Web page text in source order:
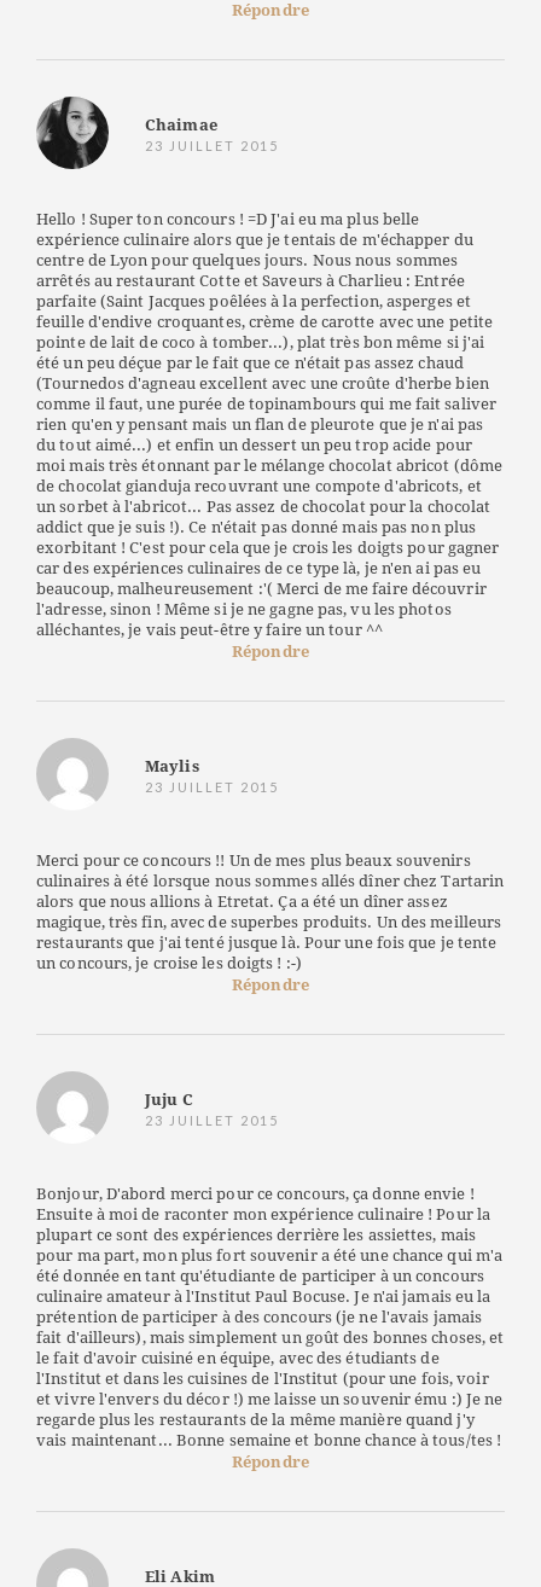
Répondre
Chaimae
23 JUILLET 2015
Hello ! Super ton concours ! =D J'ai eu ma plus belle
expérience culinaire alors que je tentais de m'échapper du
centre de Lyon pour quelques jours. Nous nous sommes
arrêtés au restaurant Cotte et Saveurs à Charlieu : Entrée
parfaite (Saint Jacques poêlées à la perfection, asperges et
feuille d'endive croquantes, crème de carotte avec une petite
pointe de lait de coco à tomber...), plat très bon même si j'ai
été un peu déçue par le fait que ce n'était pas assez chaud
(Tournedos d'agneau excellent avec une croûte d'herbe bien
comme il faut, une purée de topinambours qui me fait saliver
rien qu'en y pensant mais un flan de pleurote que je n'ai pas
du tout aimé...) et enfin un dessert un peu trop acide pour
moi mais très étonnant par le mélange chocolat abricot (dôme
de chocolat gianduja recouvrant une compote d'abricots, et
un sorbet à l'abricot... Pas assez de chocolat pour la chocolat
addict que je suis !). Ce n'était pas donné mais pas non plus
exorbitant ! C'est pour cela que je crois les doigts pour gagner
car des expériences culinaires de ce type là, je n'en ai pas eu
beaucoup, malheureusement :'( Merci de me faire découvrir
l'adresse, sinon ! Même si je ne gagne pas, vu les photos
alléchantes, je vais peut-être y faire un tour ^^
Répondre
Maylis
23 JUILLET 2015
Merci pour ce concours !! Un de mes plus beaux souvenirs
culinaires à été lorsque nous sommes allés dîner chez Tartarin
alors que nous allions à Etretat. Ça a été un dîner assez
magique, très fin, avec de superbes produits. Un des meilleurs
restaurants que j'ai tenté jusque là. Pour une fois que je tente
un concours, je croise les doigts ! :-)
Répondre
Juju C
23 JUILLET 2015
Bonjour, D'abord merci pour ce concours, ça donne envie !
Ensuite à moi de raconter mon expérience culinaire ! Pour la
plupart ce sont des expériences derrière les assiettes, mais
pour ma part, mon plus fort souvenir a été une chance qui m'a
été donnée en tant qu'étudiante de participer à un concours
culinaire amateur à l'Institut Paul Bocuse. Je n'ai jamais eu la
prétention de participer à des concours (je ne l'avais jamais
fait d'ailleurs), mais simplement un goût des bonnes choses, et
le fait d'avoir cuisiné en équipe, avec des étudiants de
l'Institut et dans les cuisines de l'Institut (pour une fois, voir
et vivre l'envers du décor !) me laisse un souvenir ému :) Je ne
regarde plus les restaurants de la même manière quand j'y
vais maintenant... Bonne semaine et bonne chance à tous/tes !
Répondre
Eli Akim